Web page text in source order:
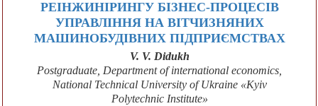
РЕІНЖИНІРИНГУ БІЗНЕС-ПРОЦЕСІВ
УПРАВЛІННЯ НА ВІТЧИЗНЯНИХ
МАШИНОБУДІВНИХ ПІДПРИЄМСТВАХ
V. V. Didukh
Postgraduate, Department of international economics,
National Technical University of Ukraine «Kyiv
Polytechnic Institute»